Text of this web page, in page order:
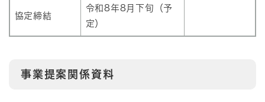
協定締結
令和8年8月下旬（予
定）
事業提案関係資料​